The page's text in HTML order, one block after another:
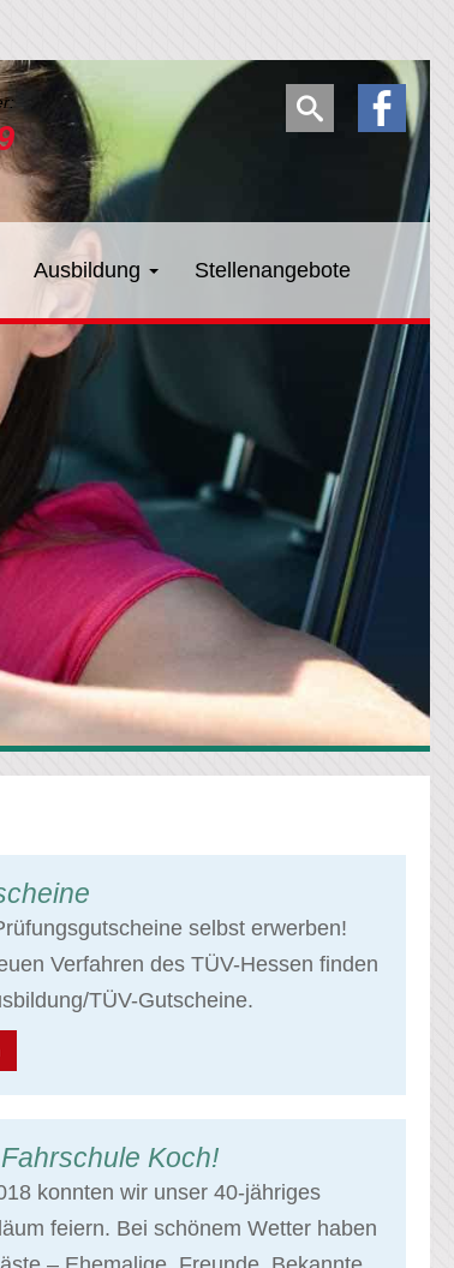
Ausbildung Stellenangebote
selbst erwerben!
Verfahren des TÜV-Hessen finden
TÜV-Gutscheine.
Koch!
konnten wir unser 40-jähriges
feiern. Bei schönem Wetter haben